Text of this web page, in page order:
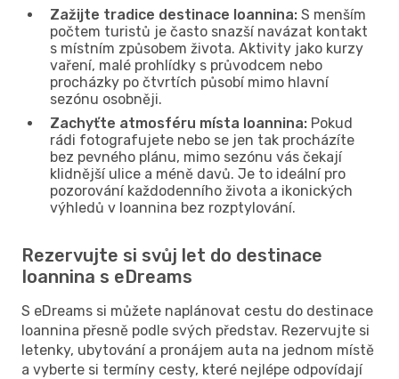
Zažijte tradice destinace Ioannina: S menším
počtem turistů je často snazší navázat kontakt
s místním způsobem života. Aktivity jako kurzy
vaření, malé prohlídky s průvodcem nebo
procházky po čtvrtích působí mimo hlavní
sezónu osobněji.
Zachyťte atmosféru místa Ioannina: Pokud
rádi fotografujete nebo se jen tak procházíte
bez pevného plánu, mimo sezónu vás čekají
klidnější ulice a méně davů. Je to ideální pro
pozorování každodenního života a ikonických
výhledů v Ioannina bez rozptylování.
Rezervujte si svůj let do destinace
Ioannina s eDreams
S eDreams si můžete naplánovat cestu do destinace
Ioannina přesně podle svých představ. Rezervujte si
letenky, ubytování a pronájem auta na jednom místě
a vyberte si termíny cesty, které nejlépe odpovídají